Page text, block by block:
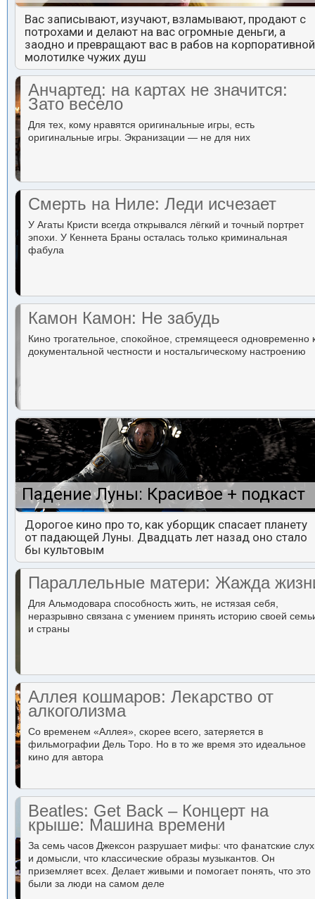
Вас записывают, изучают, взламывают, продают с
потрохами и делают на вас огромные деньги, а
заодно и превращают вас в рабов на корпоративной
молотилке чужих душ
Анчартед: на картах не значится:
Зато весело
Для тех, кому нравятся оригинальные игры, есть
оригинальные игры. Экранизации — не для них
Смерть на Ниле: Леди исчезает
У Агаты Кристи всегда открывался лёгкий и точный портрет
эпохи. У Кеннета Браны осталась только криминальная
фабула
Камон Камон: Не забудь
Кино трогательное, спокойное, стремящееся одновременно
документальной честности и ностальгическому настроению
Падение Луны: Красивое + подкаст
Дорогое кино про то, как уборщик спасает планету
от падающей Луны. Двадцать лет назад оно стало
бы культовым
Параллельные матери: Жажда
Для Альмодовара способность жить, не истязая себя,
неразрывно связана с умением принять историю своей
и страны
Аллея кошмаров: Лекарство от
алкоголизма
Со временем «Аллея», скорее всего, затеряется в
фильмографии Дель Торо. Но в то же время это идеальное
кино для автора
Beatles: Get Back – Концерт на
крыше: Машина времени
За семь часов Джексон разрушает мифы: что фанатские
и домысли, что классические образы музыкантов. Он
приземляет всех. Делает живыми и помогает понять, что это
были за люди на самом деле